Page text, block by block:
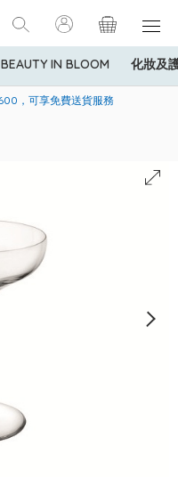
IN BLOOM 化妝及
遇：高達5%簽賬回贈！
，可享免費送貨服務
若訂單金額少於HK$600(折